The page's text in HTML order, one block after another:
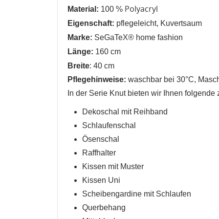
Material: 100 % Polyacryl
Eigenschaft: pflegeleicht, Kuvertsaum
Marke: SeGaTeX® home fashion
Länge: 160 cm
Breite: 40 cm
Pflegehinweise: waschbar bei 30°C,
In der Serie Knut bieten wir Ihnen
Dekoschal mit Reihband
Schlaufenschal
Ösenschal
Raffhalter
Kissen mit Muster
Kissen Uni
Scheibengardine mit Schlaufen
Querbehang
Abbrechen